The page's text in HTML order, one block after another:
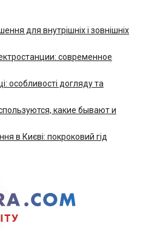
для внутрішніх і зовнішніх
современное
особливості догляду та
какие бывают и
в Києві: покроковий гід